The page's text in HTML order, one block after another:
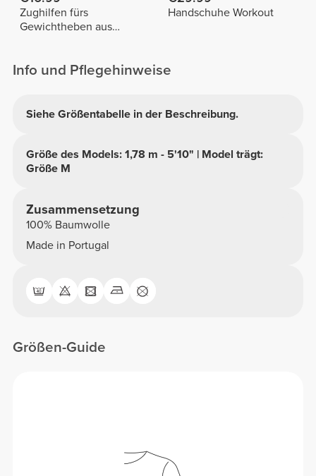
Zughilfen fürs
Gewichtheben aus
Handschuhe Workout
Info und Pflegehinweise
Siehe Größentabelle in der Beschreibung.
Größe des Models: 1,78 m - 5'10" | Model trägt:
Größe M
Zusammensetzung
100% Baumwolle
Made in Portugal
Größen-Guide